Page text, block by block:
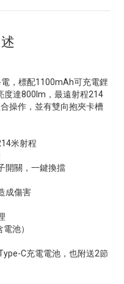
，標配1100mAh可充電鋰
度達800lm，最遠射程214
操作，並有雙向抱夾卡槽
米射程
開關，一鍵換擋
成傷害
池）
C充電電池，也附送2節